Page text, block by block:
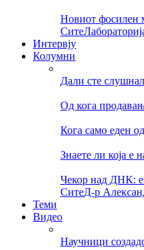
Новиот фосилен
Сите
Интервју
Колумни
Дали сте
Од кога
Кога само еден
Знаете ли која е
Чекор над ДНК:
СитеД-р
Теми
Видео
Научници